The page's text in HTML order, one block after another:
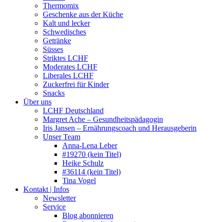
Thermomix
Geschenke aus der Küche
Kalt und lecker
Schwedisches
Getränke
Süsses
Striktes LCHF
Moderates LCHF
Liberales LCHF
Zuckerfrei für Kinder
Snacks
Über uns
LCHF Deutschland
Margret Ache – Gesundheitspädagogin
Iris Jansen – Ernährungscoach und Herausgeberin
Unser Team
Anna-Lena Leber
#19270 (kein Titel)
Heike Schulz
#36114 (kein Titel)
Tina Vogel
Kontakt | Infos
Newsletter
Service
Blog abonnieren